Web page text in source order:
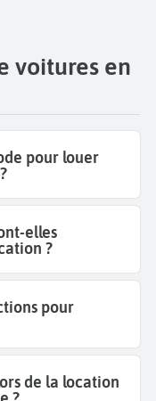
voitures en
pour louer
elles
?
pour
de la location